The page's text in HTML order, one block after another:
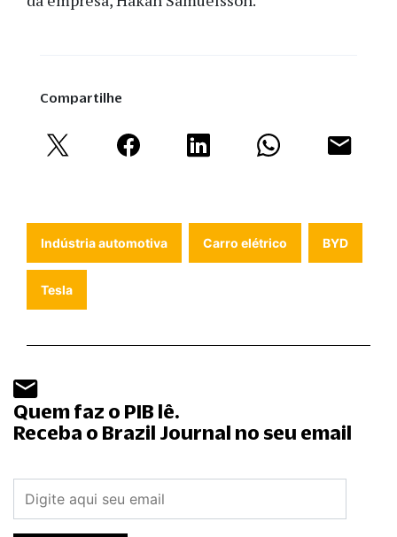
Compartilhe
Indústria automotiva Carro elétrico BYD
Tesla
Quem faz o PIB lê.
Receba o Brazil Journal no seu email